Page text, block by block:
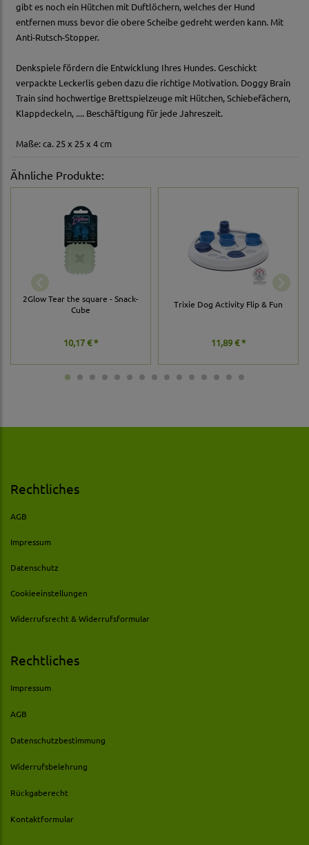
gibt es noch ein Hütchen mit Duftlöchern, welches der Hund
entfernen muss bevor die obere Scheibe gedreht werden kann. Mit
Anti-Rutsch-Stopper.
Denkspiele fördern die Entwicklung Ihres Hundes. Geschickt
verpackte Leckerlis geben dazu die richtige Motivation. Doggy Brain
Train sind hochwertige Brettspielzeuge mit Hütchen, Schiebefächern,
Klappdeckeln, .... Beschäftigung für jede Jahreszeit.
Maße: ca. 25 x 25 x 4 cm
Ähnliche Produkte:
2Glow Tear the square - Snack-
Cube
10,17 € *
Trixie Dog Activity Flip & Fun
11,89 € *
Rechtliches
AGB
Impressum
Datenschutz
Cookieeinstellungen
Widerrufsrecht & Widerrufsformular
Rechtliches
Impressum
AGB
Datenschutzbestimmung
Widerrufsbelehrung
Rückgaberecht
Kontaktformular